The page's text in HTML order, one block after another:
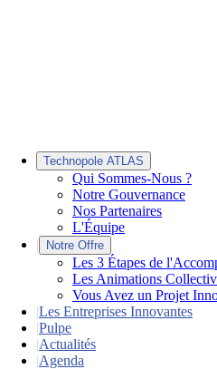
Technopole ATLAS
Qui Sommes-Nous ?
Notre Gouvernance
Nos Partenaires
L'Équipe
|
Notre Offre
Les 3 Étapes de
Les Animations
Vous Avez un Projet
|Les Entreprises Innovantes
|Pulpe
|Actualités
|Agenda